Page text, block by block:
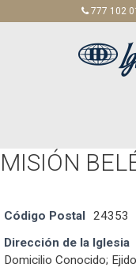
777 102
MISIÓN
Código Postal 24353
Dirección de la Iglesia
Domicilio Conocido;